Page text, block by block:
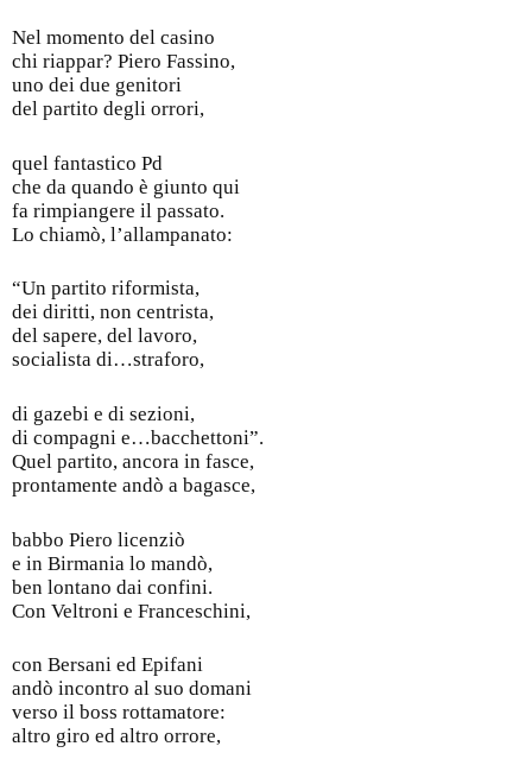
Nel momento del casino
chi riappar? Piero Fassino,
uno dei due genitori
del partito degli orrori,
quel fantastico Pd
che da quando è giunto qui
fa rimpiangere il passato.
Lo chiamò, l’allampanato:
“Un partito riformista,
dei diritti, non centrista,
del sapere, del lavoro,
socialista di…straforo,
di gazebi e di sezioni,
di compagni e…bacchettoni”.
Quel partito, ancora in fasce,
prontamente andò a bagasce,
babbo Piero licenziò
e in Birmania lo mandò,
ben lontano dai confini.
Con Veltroni e Franceschini,
con Bersani ed Epifani
andò incontro al suo domani
verso il boss rottamatore:
altro giro ed altro orrore,